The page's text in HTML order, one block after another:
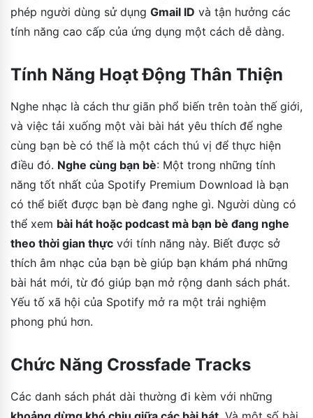
phép người dùng sử dụng Gmail ID và tận hưởng các
tính năng cao cấp của ứng dụng một cách dễ dàng.
Tính Năng Hoạt Động Thân Thiện
Nghe nhạc là cách thư giãn phổ biến trên toàn thế giới,
và việc tải xuống một vài bài hát yêu thích để nghe
cùng bạn bè có thể là một cách thú vị để thực hiện
điều đó. Nghe cùng bạn bè: Một trong những tính
năng tốt nhất của Spotify Premium Download là bạn
có thể biết được bạn bè đang nghe gì. Người dùng có
thể xem bài hát hoặc podcast mà bạn bè đang nghe
theo thời gian thực với tính năng này. Biết được sở
thích âm nhạc của bạn bè giúp bạn khám phá những
bài hát mới, từ đó giúp bạn mở rộng danh sách phát.
Yếu tố xã hội của Spotify mở ra một trải nghiệm
phong phú hơn.
Chức Năng Crossfade Tracks
Các danh sách phát dài thường đi kèm với những